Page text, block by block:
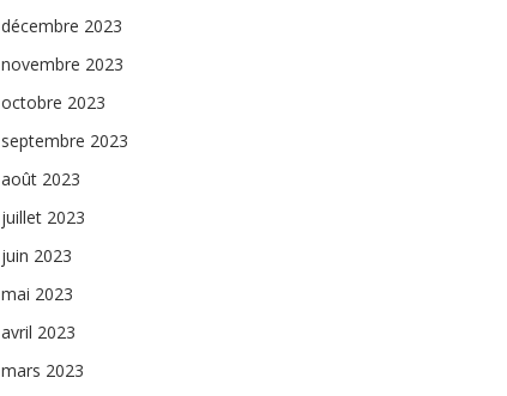
décembre 2023
novembre 2023
octobre 2023
septembre 2023
août 2023
juillet 2023
juin 2023
mai 2023
avril 2023
mars 2023